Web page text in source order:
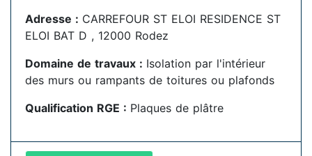
Adresse : CARREFOUR ST ELOI RESIDENCE ST
ELOI BAT D , 12000 Rodez
Domaine de travaux : Isolation par l'intérieur
des murs ou rampants de toitures ou plafonds
Qualification RGE : Plaques de plâtre